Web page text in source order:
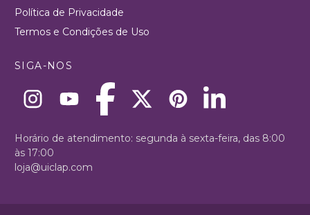
Política de Privacidade
Termos e Condições de Uso
SIGA-NOS
Horário de atendimento: segunda à sexta-feira, das 8:00
às 17:00
loja@uiclap.com